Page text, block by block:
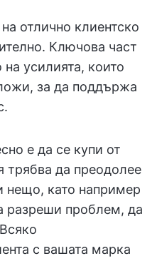
отлично клиентско
Ключова част
усилията, които
за да поддържа
е да се купи от
трябва да преодолее
нещо, като например
разреши проблем, да
с вашата марка